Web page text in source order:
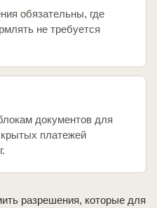
обязательны, где
не требуется
документов для
платежей
разрешения, которые для